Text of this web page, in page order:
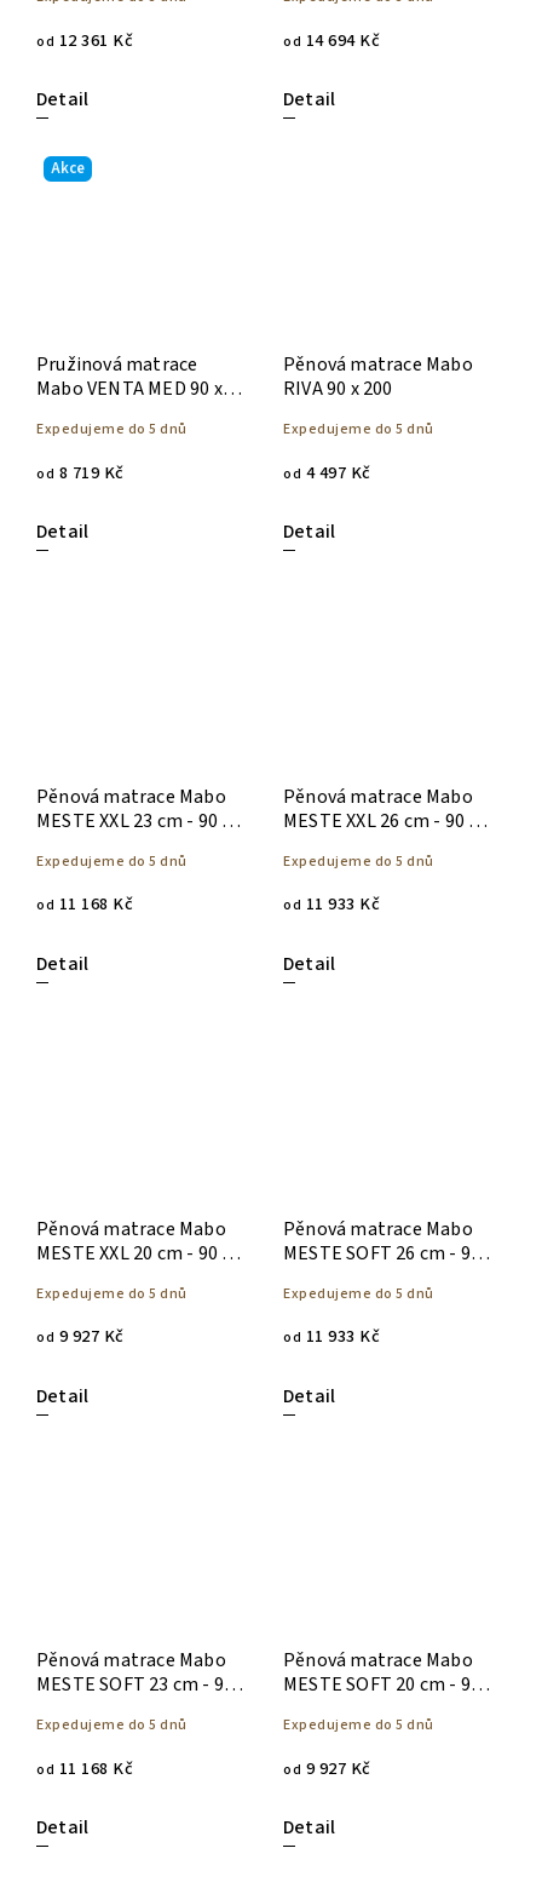
od 12 361 Kč
Detail
od 14 694 Kč
Detail
Akce
Pružinová matrace
Mabo VENTA MED 90 x
Expedujeme do 5 dnů
od 8 719 Kč
Detail
Pěnová matrace Mabo
RIVA 90 x 200
Expedujeme do 5 dnů
od 4 497 Kč
Detail
Pěnová matrace Mabo
MESTE XXL 23 cm - 90 x
Expedujeme do 5 dnů
od 11 168 Kč
Detail
Pěnová matrace Mabo
MESTE XXL 26 cm - 90 x
Expedujeme do 5 dnů
od 11 933 Kč
Detail
Pěnová matrace Mabo
MESTE XXL 20 cm - 90 x
Expedujeme do 5 dnů
od 9 927 Kč
Detail
Pěnová matrace Mabo
MESTE SOFT 26 cm - 90 x
Expedujeme do 5 dnů
od 11 933 Kč
Detail
Pěnová matrace Mabo
MESTE SOFT 23 cm - 90 x
Expedujeme do 5 dnů
od 11 168 Kč
Detail
Pěnová matrace Mabo
MESTE SOFT 20 cm - 90 x
Expedujeme do 5 dnů
od 9 927 Kč
Detail